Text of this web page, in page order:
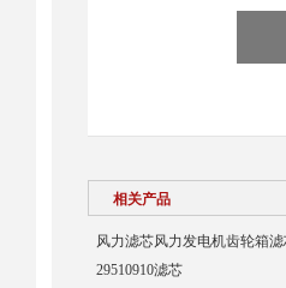
相关产品
风力滤芯风力发电机齿轮箱
29510910滤芯